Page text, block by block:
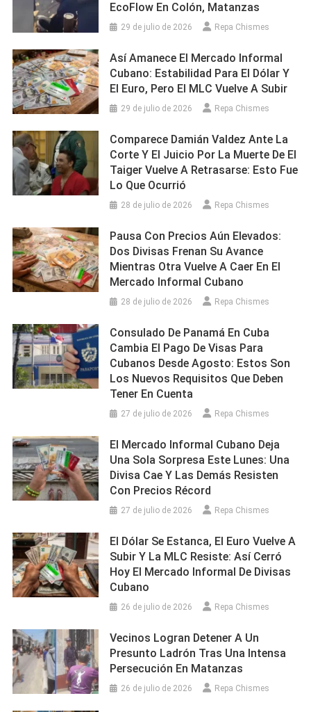
EcoFlow En Colón, Matanzas
29 de julio de 2026 Repa Chismes
Así Amanece El Mercado Informal
Cubano: Estabilidad Para El Dólar Y
El Euro, Pero El MLC Vuelve A Subir
29 de julio de 2026 Repa Chismes
Comparece Damián Valdez Ante La
Corte Y El Juicio Por La Muerte De El
Taiger Vuelve A Retrasarse: Esto Fue
Lo Que Ocurrió
28 de julio de 2026 Repa Chismes
Pausa Con Precios Aún Elevados:
Dos Divisas Frenan Su Avance
Mientras Otra Vuelve A Caer En El
Mercado Informal Cubano
28 de julio de 2026 Repa Chismes
Consulado De Panamá En Cuba
Cambia El Pago De Visas Para
Cubanos Desde Agosto: Estos Son
Los Nuevos Requisitos Que Deben
Tener En Cuenta
27 de julio de 2026 Repa Chismes
El Mercado Informal Cubano Deja
Una Sola Sorpresa Este Lunes: Una
Divisa Cae Y Las Demás Resisten
Con Precios Récord
27 de julio de 2026 Repa Chismes
El Dólar Se Estanca, El Euro Vuelve A
Subir Y La MLC Resiste: Así Cerró
Hoy El Mercado Informal De Divisas
Cubano
26 de julio de 2026 Repa Chismes
Vecinos Logran Detener A Un
Presunto Ladrón Tras Una Intensa
Persecución En Matanzas
26 de julio de 2026 Repa Chismes